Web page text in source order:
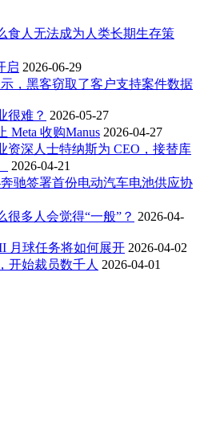
食人无法成为人类长期生存策
启 2026-06-29
示，黑客窃取了客户支持案件数据
很难？ 2026-05-27
Meta 收购Manus 2026-04-27
资深人士特纳斯为 CEO，接替库
2026-04-21
驰签署首份电动汽车电池供应协
多人会觉得“一般”？ 2026-04-
月球任务将如何展开 2026-04-02
开始裁员数千人 2026-04-01